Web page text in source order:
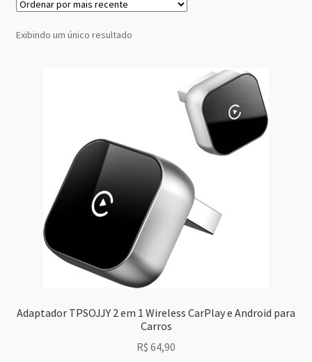
Exibindo um único resultado
Adaptador TPSOJJY 2 em 1 Wireless CarPlay e Android para
Carros
R$ 64,90